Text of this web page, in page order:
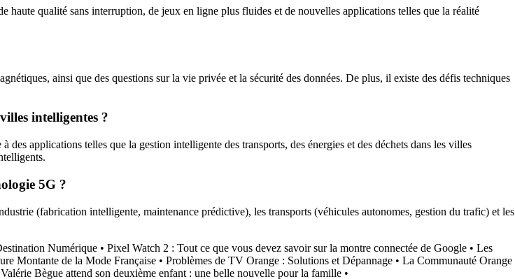
qualité sans interruption, de jeux en ligne plus fluides et de nouvelles applications telles que la réalité
ainsi que des questions sur la vie privée et la sécurité des données. De plus, il existe des défis techniques
intelligentes ?
applications telles que la gestion intelligente des transports, des énergies et des déchets dans les villes
5G ?
(fabrication intelligente, maintenance prédictive), les transports (véhicules autonomes, gestion du trafic) et les
Numérique • Pixel Watch 2 : Tout ce que vous devez savoir sur la montre connectée de Google • Les
Montante de la Mode Française • Problèmes de TV Orange : Solutions et Dépannage • La Communauté Orange
Valérie Bègue attend son deuxième enfant : une belle nouvelle pour la famille •